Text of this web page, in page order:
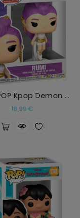
Figura POP Kpop Demon Hunters Rumi2
18,99 €Precio